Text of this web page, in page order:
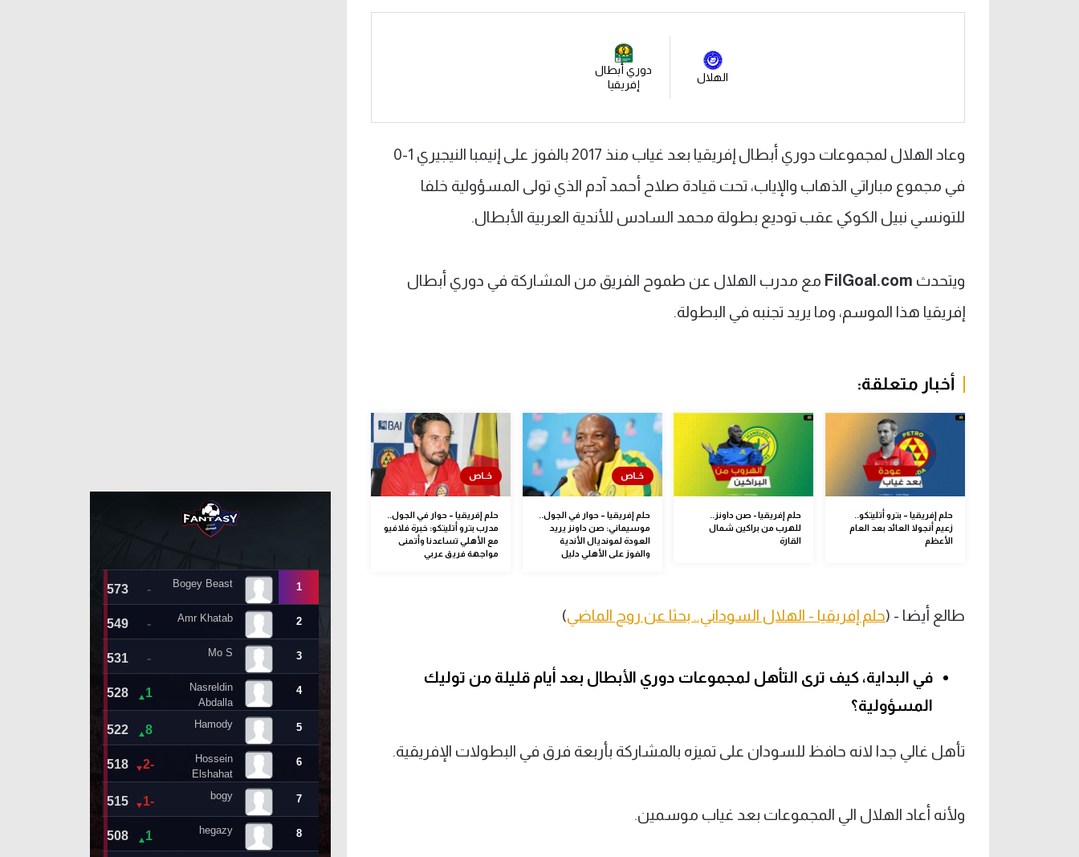
الهلال
دوري أبطال
إفريقيا
وعاد الهلال لمجموعات دوري أبطال إفريقيا بعد غياب منذ 2017 بالفوز على إنيمبا النيجيري 1-0
في مجموع مباراتي الذهاب والإياب، تحت قيادة صلاح أحمد آدم الذي تولى المسؤولية خلفا
للتونسي نبيل الكوكي عقب توديع بطولة محمد السادس للأندية العربية الأبطال.
ويتحدث FilGoal.com مع مدرب الهلال عن طموح الفريق من المشاركة في دوري أبطال
إفريقيا هذا الموسم، وما يريد تجنبه في البطولة.
أخبار متعلقة:
حلم إفريقيا – بترو أتليتكو..
زعيم أنجولا العائد بعد العام
الأعظم
حلم إفريقيا - صن داونز..
للهرب من براكين شمال
القارة
حلم إفريقيا – حوار في الجول..
موسيماني: صن داونز يريد
العودة لمونديال الأندية
والفوز على الأهلي دليل
حلم إفريقيا – حوار في الجول..
مدرب بترو أتليتكو: خبرة فلافيو
مع الأهلي تساعدنا وأتمنى
مواجهة فريق عربي
طالع أيضا - (حلم إفريقيا - الهلال السوداني.. بحثا عن روح الماضي)
في البداية، كيف ترى التأهل لمجموعات دوري الأبطال بعد أيام قليلة من توليك
المسؤولية؟
تأهل غالي جدا لانه حافظ للسودان على تميزه بالمشاركة بأربعة فرق في البطولات الإفريقية.
ولأنه أعاد الهلال الي المجموعات بعد غياب موسمين.